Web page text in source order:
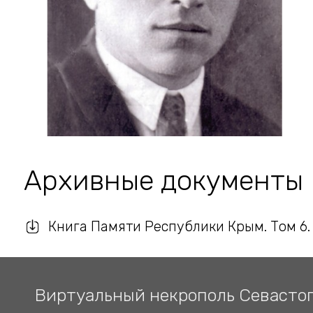
Архивные документы
Книга Памяти Республики Крым. Том 6.
Виртуальный некрополь